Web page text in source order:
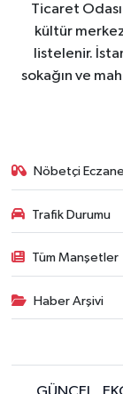
Ticaret
kültür
listelenir.
sokağın ve
Nöbetçi
Trafik Durumu
Tüm Manşetler
Haber Arşivi